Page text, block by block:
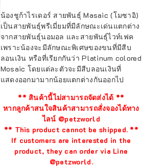
น้องชูก้าไรเดอร์ สายพันธุ์ Masaic (โมซาอิ)
เป็นสายพันธุ์พรีเมี่ยมที่มีลักษณะเด่นแตกต่าง
จากสายพันธุ์นอมอล และสายพันธุ์ไวท์เฟค
เพราะน้องจะมีลักษณะพิเศษของขนที่มีสีบ
ลอนเงิน หรือที่เรียกกันว่า Platinum colored
Mosaic โดยแต่ละตัวจะมีสีบลอนเงินที่
แสดงออกมามากน้อยแตกต่างกันออกไป
** สินค้านี้ไม่สามารถจัดส่งได้ **
หากลูกค้าสนใจสินค้าสามารถสั่งจองได้ทาง
ไลน์ @petzworld
** This product cannot be shipped. **
If customers are interested in the
product, they can order via Line
@petzworld.